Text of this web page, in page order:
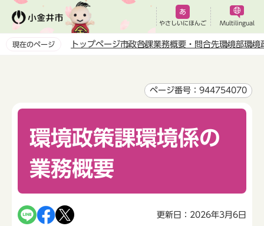
ペ
やさしいにほんご Multilingual
現在のページ トップページ市政各課業務概要・問合先環境部環境
ページ番号：944754070
環境政策課環境係の
業務概要
更新日：2026年3月6日